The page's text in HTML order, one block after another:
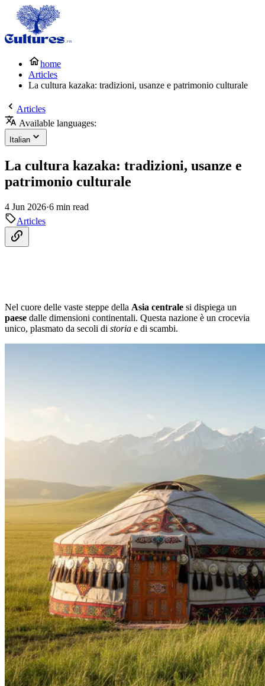
home
Articles
La cultura kazaka: tradizioni, usanze e patrimonio culturale
Articles
Available languages:
Italian
La cultura kazaka: tradizioni, usanze e
patrimonio culturale
4 Jun 2026·6 min read
Articles
Nel cuore delle vaste steppe della Asia centrale si dispiega un
paese dalle dimensioni continentali. Questa nazione è un crocevia
unico, plasmato da secoli di storia e di scambi.